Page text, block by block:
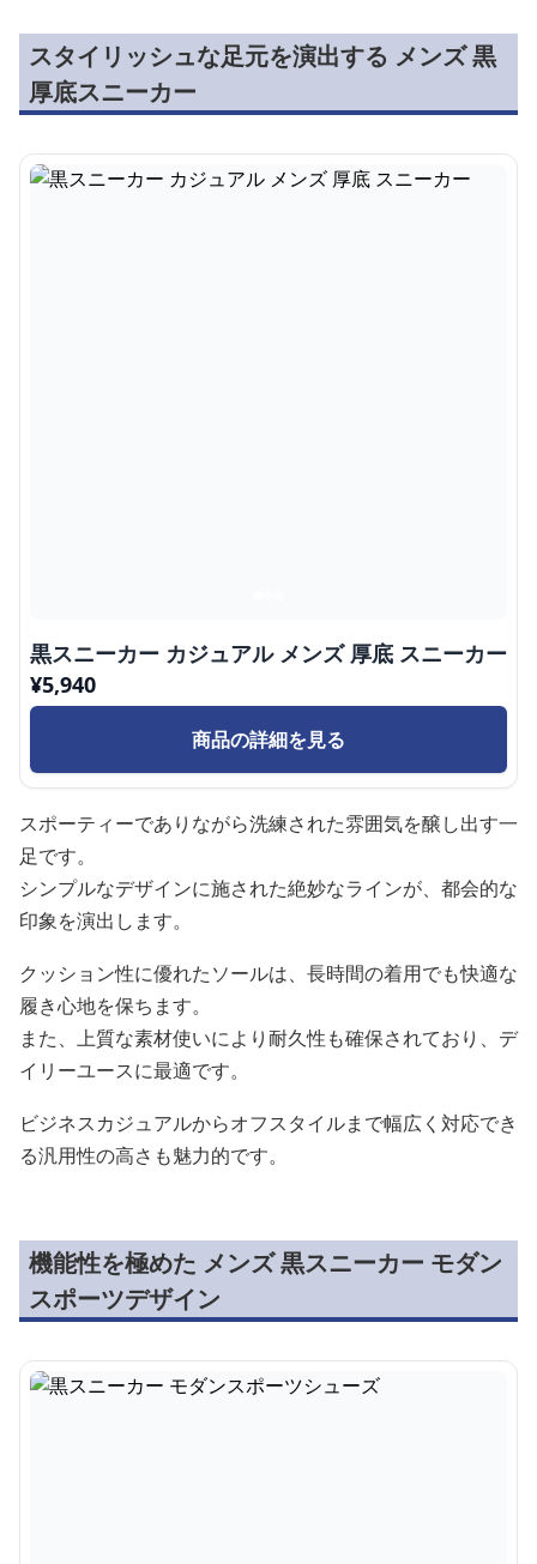
スタイリッシュな足元を演出する メンズ 黒
厚底スニーカー
黒スニーカー カジュアル メンズ 厚底 スニーカー
¥5,940
商品の詳細を見る
スポーティーでありながら洗練された雰囲気を醸し出す一
足です。
シンプルなデザインに施された絶妙なラインが、都会的な
印象を演出します。
クッション性に優れたソールは、長時間の着用でも快適な
履き心地を保ちます。
また、上質な素材使いにより耐久性も確保されており、デ
イリーユースに最適です。
ビジネスカジュアルからオフスタイルまで幅広く対応でき
る汎用性の高さも魅力的です。
機能性を極めた メンズ 黒スニーカー モダン
スポーツデザイン